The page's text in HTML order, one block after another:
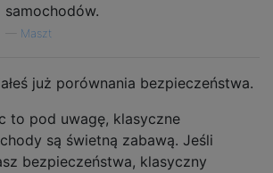
samochodów.
Maszt
już porównania bezpieczeństwa.
to pod uwagę, klasyczne
są świetną zabawą. Jeśli
bezpieczeństwa, klasyczny